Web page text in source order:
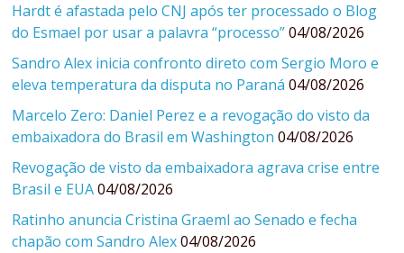
Hardt é afastada pelo CNJ após ter processado o Blog
do Esmael por usar a palavra “processo” 04/08/2026
Sandro Alex inicia confronto direto com Sergio Moro e
eleva temperatura da disputa no Paraná 04/08/2026
Marcelo Zero: Daniel Perez e a revogação do visto da
embaixadora do Brasil em Washington 04/08/2026
Revogação de visto da embaixadora agrava crise entre
Brasil e EUA 04/08/2026
Ratinho anuncia Cristina Graeml ao Senado e fecha
chapão com Sandro Alex 04/08/2026